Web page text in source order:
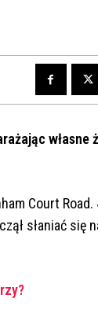
własne
Court
słaniać się